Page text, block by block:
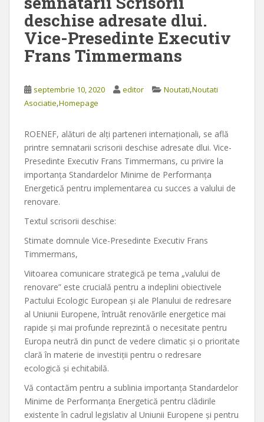
deschise adresate dlui.
Vice-Presedinte Executiv
Frans Timmermans
septembrie 10, 2020 editor Noutati,Noutati
Asociatie,Homepage
ROENEF, alături de alţi parteneri internaţionali, se află
printre semnatarii scrisorii deschise adresate dlui. Vice-
Presedinte Executiv Frans Timmermans, cu privire la
importanţa Standardelor Minime de Performanța
Energetică pentru implementarea cu succes a valului de
renovare.
Textul scrisorii deschise:
Stimate domnule Vice-Presedinte Executiv Frans
Timmermans,
Viitoarea comunicare strategică pe tema „valului de
renovare” este crucială pentru a indeplini obiectivele
Pactului Ecologic European și ale Planului de redresare
al Uniunii Europene, întruât renovările energetice mai
rapide și mai profunde reprezintă o necesitate pentru
Europa neutră din punct de vedere climatic și o prioritate
clară în materie de investiții pentru o redresare
ecologică și echitabilă.
Vă contactăm pentru a sublinia importanța Standardelor
Minime de Performanța Energetică pentru clădirile
existente în cadrul legislativ al Uniunii Europene și pentru